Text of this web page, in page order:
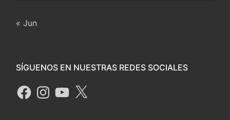
« Jun
SÍGUENOS EN NUESTRAS REDES SOCIALES